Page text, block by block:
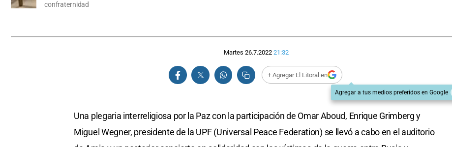
confraternidad
Martes 26.7.2022 21:32
+ Agregar El Litoral en
Agregar a tus medios preferidos en Google
Una plegaria interreligiosa por la Paz con la participación de Omar Aboud, Enrique Grimberg y
Miguel Wegner, presidente de la UPF (Universal Peace Federation) se llevó a cabo en el auditorio